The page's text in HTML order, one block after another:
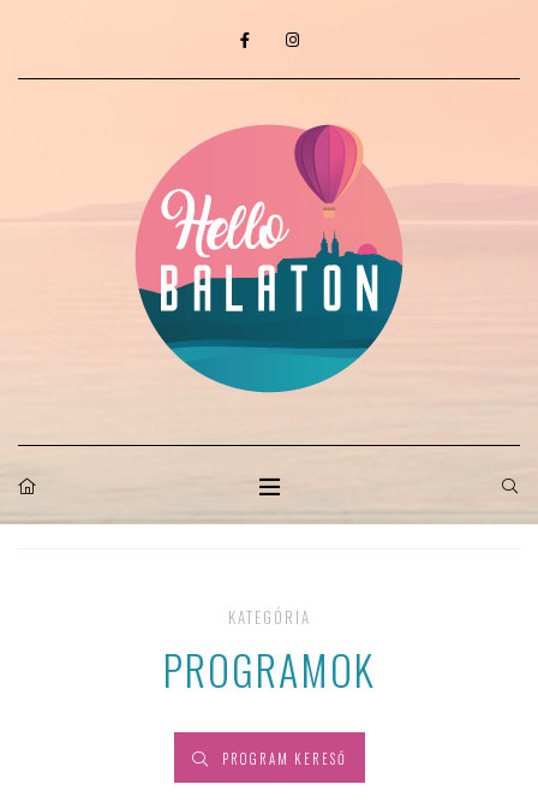
KATEGÓRIA
PROGRAMOK
PROGRAM KERESŐ